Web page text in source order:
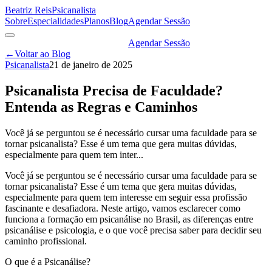
Beatriz ReisPsicanalista
SobreEspecialidadesPlanosBlogAgendar Sessão
Agendar Sessão
←Voltar ao Blog
Psicanalista21 de janeiro de 2025
Psicanalista Precisa de Faculdade?
Entenda as Regras e Caminhos
Você já se perguntou se é necessário cursar uma faculdade para se
tornar psicanalista? Esse é um tema que gera muitas dúvidas,
especialmente para quem tem inter...
Você já se perguntou se é necessário cursar uma faculdade para se
tornar psicanalista? Esse é um tema que gera muitas dúvidas,
especialmente para quem tem interesse em seguir essa profissão
fascinante e desafiadora. Neste artigo, vamos esclarecer como
funciona a formação em psicanálise no Brasil, as diferenças entre
psicanálise e psicologia, e o que você precisa saber para decidir seu
caminho profissional.
O que é a Psicanálise?